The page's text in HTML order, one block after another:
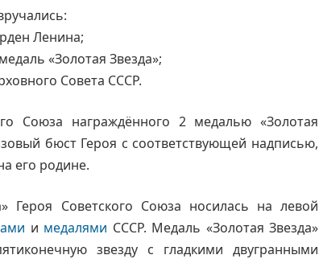
Ленина;
«Золотая Звезда»;
Совета СССР.
Союза награждённого 2 медалью «Золотая
бюст Героя с соответствующей надписью,
его родине.
Героя Советского Союза носилась на левой
и медалями СССР. Медаль «Золотая Звезда»
звезду с гладкими двугранными